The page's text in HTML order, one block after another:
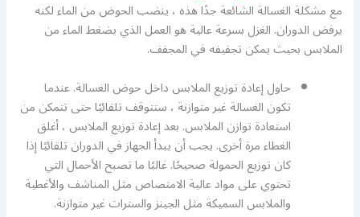
مع مشكلة الغسالة الشائعة جدًا هذه ، ينضب الحوض من الماء لكنه
يرفض الدوران. الغزل بسرعة عالية هو العمل الذي يضغط الماء من
الملابس بحيث يمكن تجفيفه في المجفف.
حاول إعادة توزيع الملابس داخل حوض الغسالة. عندما
تكون الغسالة غير متوازنة ، ستتوقف تلقائيًا حتى تتمكن من
استعادة توازن الملابس. بعد إعادة توزيع الملابس ، أغلق
الغطاء مرة أخرى. يجب أن يبدأ الجهاز في الدوران تلقائيًا إذا
كان توزيع الحمولة صحيحًا. غالبًا ما تصبح الأحمال التي
تحتوي على مواد عالية الامتصاص مثل المناشف والأغطية
والملابس السميكة مثل الجينز والسترات غير متوازنة.